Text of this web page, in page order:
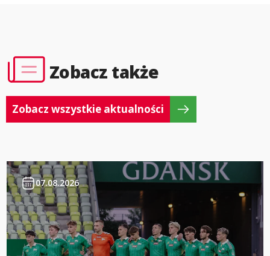
Zobacz także
Zobacz wszystkie aktualności
07.08.2026